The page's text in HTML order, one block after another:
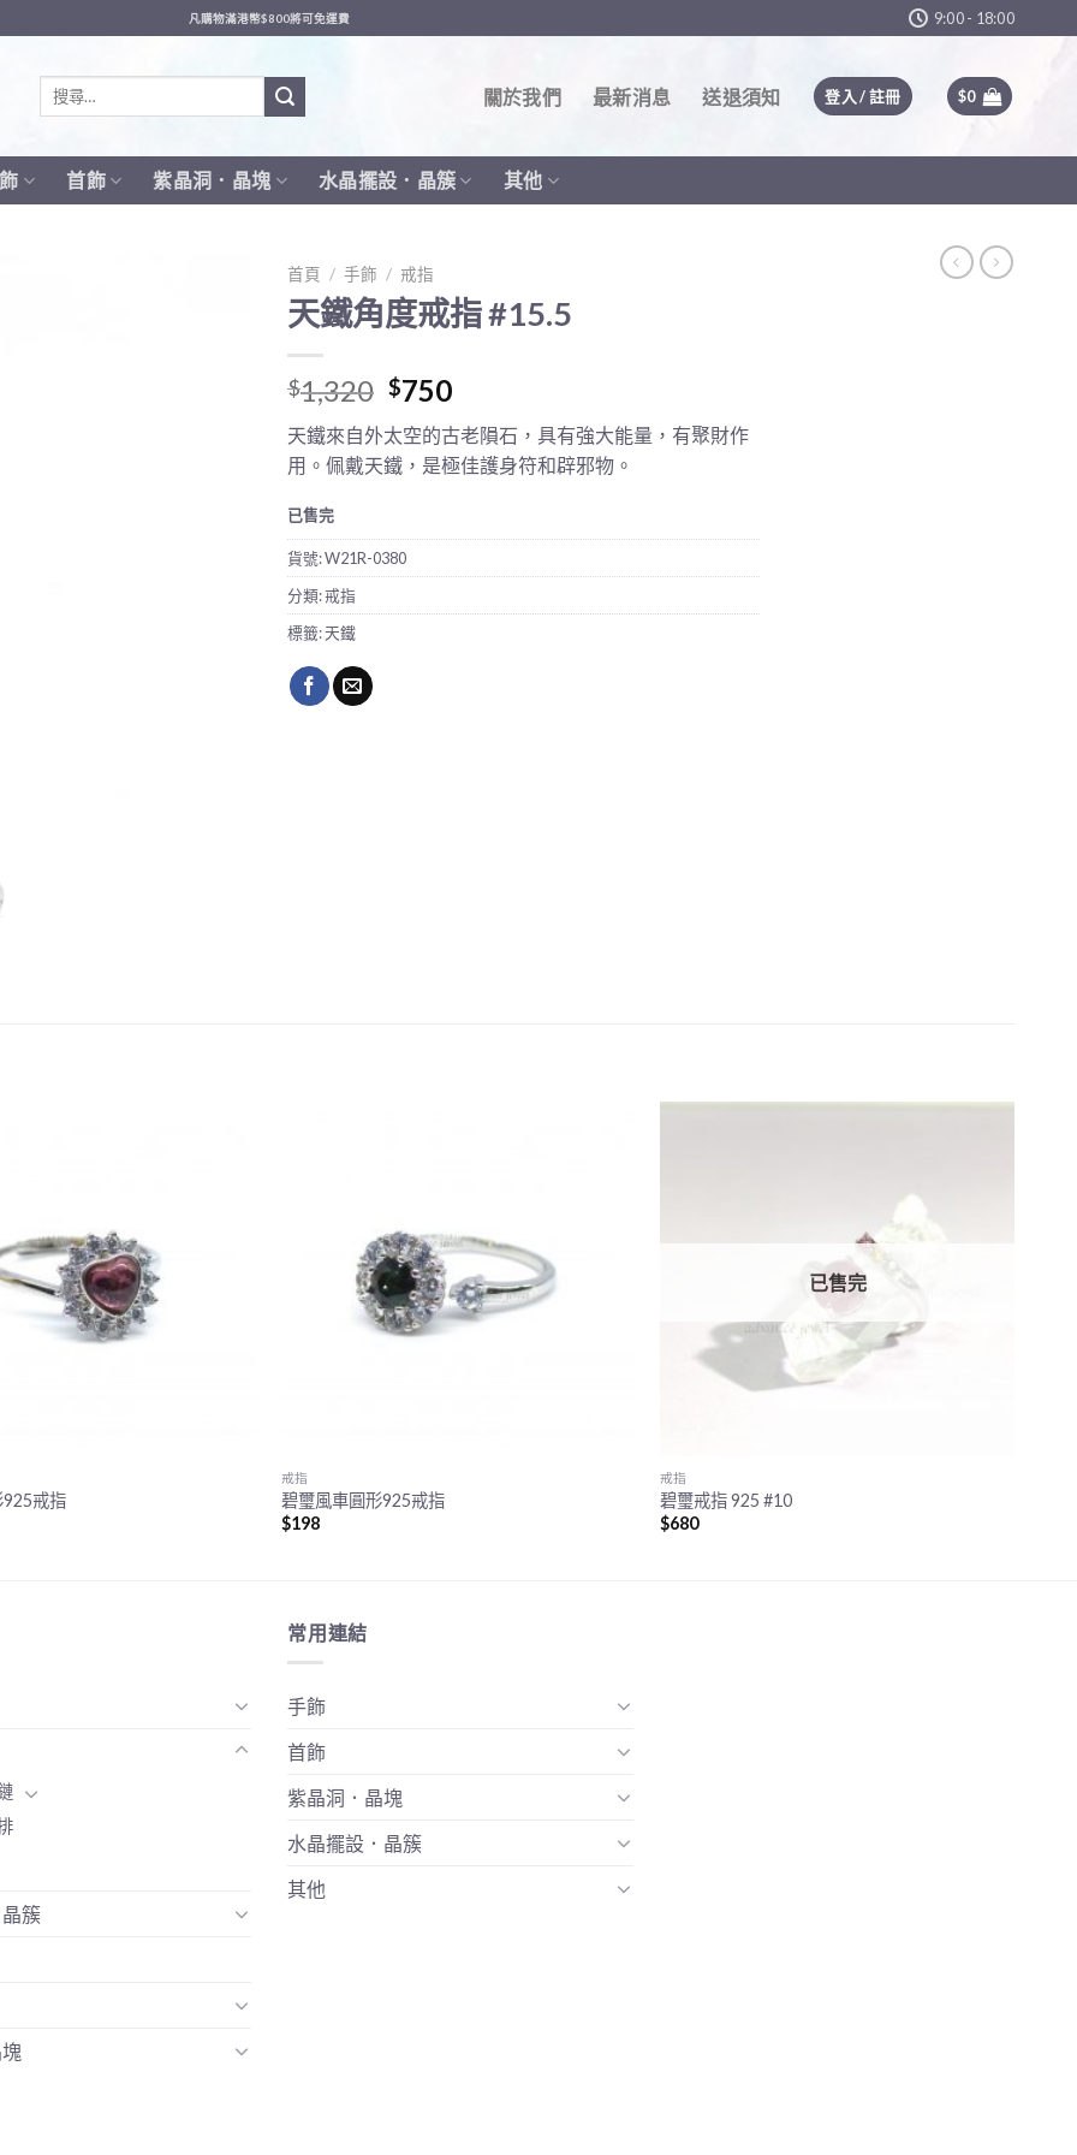
凡購物滿港幣$800將可免運費 9:00 - 18:00
鍵
關於我們 最新消息 送退須知 登入 / 註冊 $0
首飾 紫晶洞．晶塊 水晶擺設．晶簇 其他
首頁 / 手飾 / 戒指
天鐵角度戒指 #15.5
$1,320 Original
price
was:
$1,320.
$750Current
price
is:
$750.
天鐵來自外太空的古老隕石，具有強大能量，有聚財作
用。佩戴天鐵，是極佳護身符和辟邪物。
已售完
貨號:W21R-0380
分類:戒指
標籤:天鐵
戒指
戒指
碧璽風車圓形925戒指
$198
已售完
戒指
碧璽戒指 925 #10
$680
簇
常用連結
手飾
首飾
紫晶洞．晶塊
水晶擺設．晶簇
其他